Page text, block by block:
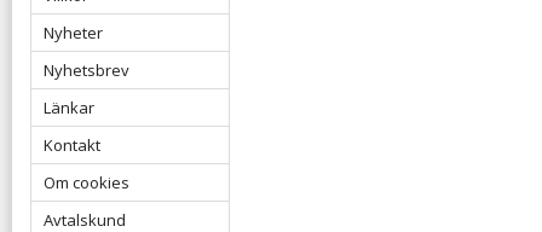
Nyheter
Nyhetsbrev
Länkar
Kontakt
Om cookies
Avtalskund